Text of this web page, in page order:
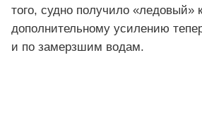
того, судно получило «ледовый»
дополнительному усилению
и по замерзшим водам.